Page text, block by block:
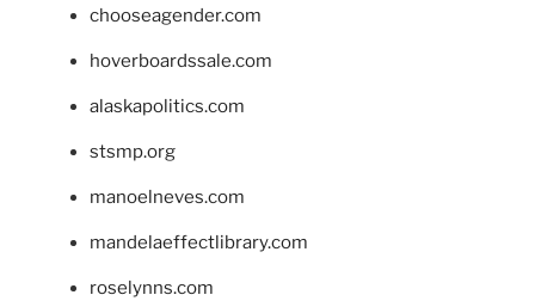
chooseagender.com
hoverboardssale.com
alaskapolitics.com
stsmp.org
manoelneves.com
mandelaeffectlibrary.com
roselynns.com